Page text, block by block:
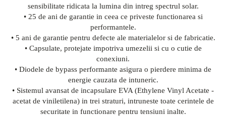
sensibilitate ridicata la lumina din intreg spectrul solar.
• 25 de ani de garantie in ceea ce priveste functionarea si
performantele.
• 5 ani de garantie pentru defecte ale materialelor si de fabricatie.
• Capsulate, protejate impotriva umezelii si cu o cutie de
conexiuni.
• Diodele de bypass performante asigura o pierdere minima de
energie cauzata de intuneric.
• Sistemul avansat de incapsulare EVA (Ethylene Vinyl Acetate -
acetat de viniletilena) in trei straturi, intruneste toate cerintele de
securitate in functionare pentru tensiuni inalte.